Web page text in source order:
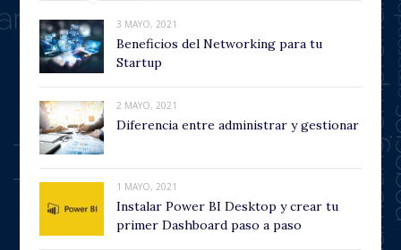
3 MAYO, 2021
Beneficios del Networking para tu
Startup
2 MAYO, 2021
Diferencia entre administrar y gestionar
1 MAYO, 2021
Instalar Power BI Desktop y crear tu
primer Dashboard paso a paso